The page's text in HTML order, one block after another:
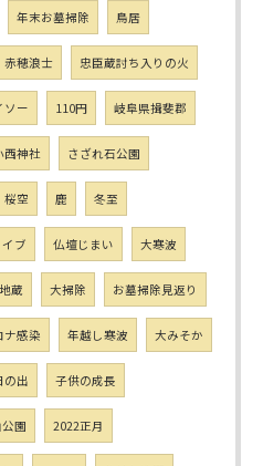
年末お墓掃除 鳥居
赤穂浪士 忠臣蔵討ち入りの火
ソー 110円 岐阜県揖斐郡
西神社 さざれ石公園
桜空 鹿 冬至
ブ 仏壇じまい 大寒波
蔵 大掃除 お墓掃除見返り
ナ感染 年越し寒波 大みそか
の出 子供の成長
園 2022正月